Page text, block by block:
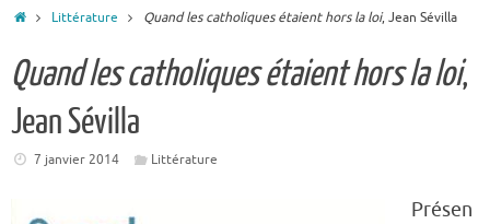
AccueilLittérature Quand les catholiques étaient hors la loi, Jean Sévilla
Quand les catholiques étaient hors la loi,
Jean Sévilla
7 janvier 2014 Littérature
Présen